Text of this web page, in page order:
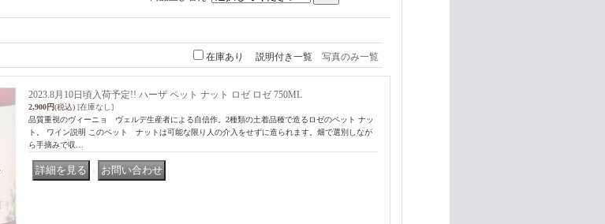
在庫あり 説明付き一覧 写真のみ一覧
2023.8月10日頃入荷予定!! ハーザ ペット ナット ロゼ ロゼ 750ML
2,900円(税込) [在庫なし]
品質重視のヴィーニョ ヴェルデ生産者による自信作。2種類の土着品種で造るロゼのペット ナッ
ト。 ワイン説明 このペット ナットは可能な限り人の介入をせずに造られます。畑で選別しなが
ら手摘みで収…